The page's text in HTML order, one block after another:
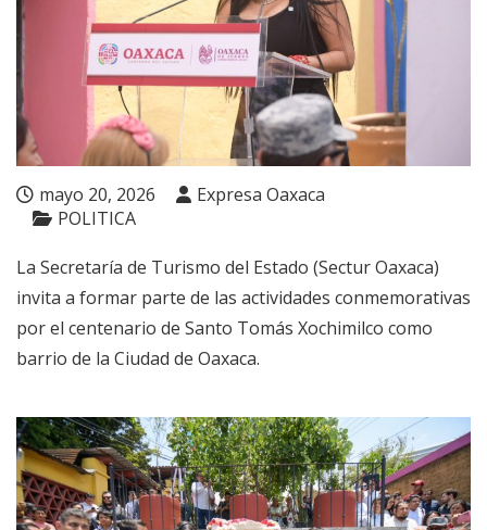
mayo 20, 2026
Expresa Oaxaca
POLITICA
La Secretaría de Turismo del Estado (Sectur Oaxaca)
invita a formar parte de las actividades conmemorativas
por el centenario de Santo Tomás Xochimilco como
barrio de la Ciudad de Oaxaca.